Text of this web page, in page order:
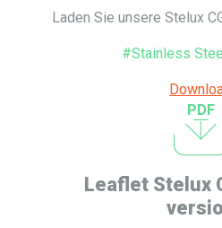
Laden Sie unsere Stelux
#Stainless
PDF
Leaflet Stelux